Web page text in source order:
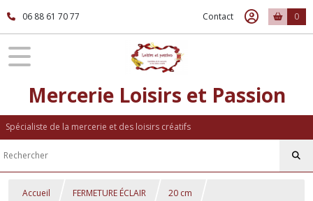
06 88 61 70 77 Contact 0
Mercerie Loisirs et Passion
Spécialiste de la mercerie et des loisirs créatifs
Accueil FERMETURE ÉCLAIR 20 cm